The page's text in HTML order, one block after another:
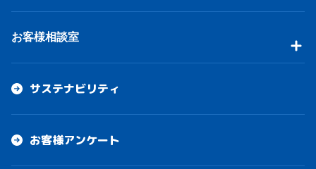
お客様相談室
サステナビリティ
お客様アンケート